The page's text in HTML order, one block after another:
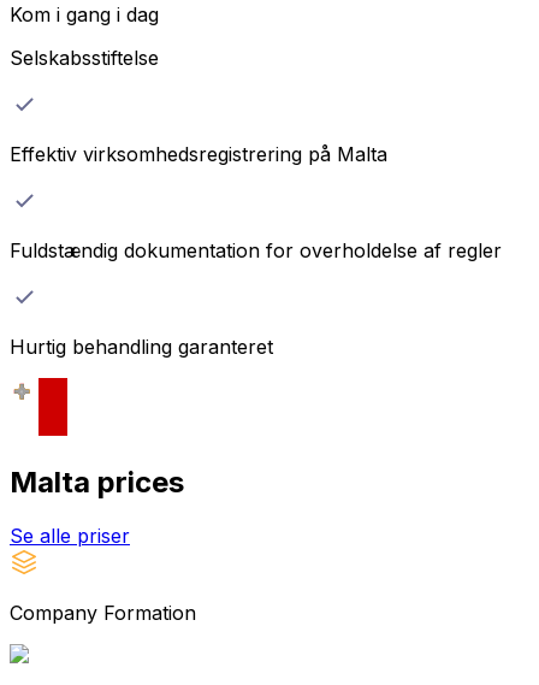
Kom i gang i dag
Selskabsstiftelse
Effektiv virksomhedsregistrering på Malta
Fuldstændig dokumentation for overholdelse af regler
Hurtig behandling garanteret
Malta prices
Se alle priser
Company Formation